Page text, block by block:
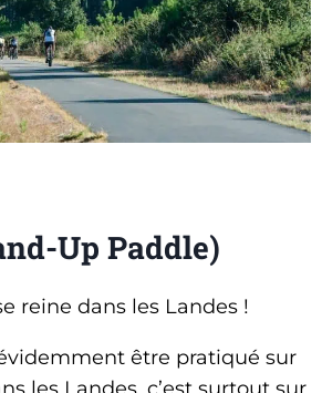
Up Paddle)
reine dans les Landes !
être pratiqué sur